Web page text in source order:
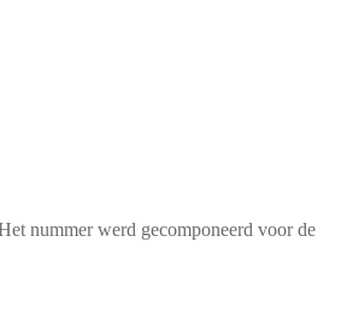
nummer werd gecomponeerd voor de